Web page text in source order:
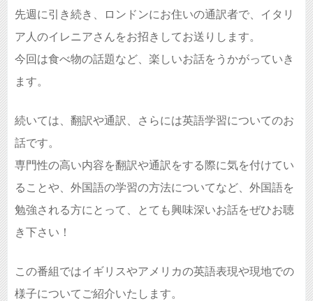
先週に引き続き、ロンドンにお住いの通訳者で、イタリ
ア人のイレニアさんをお招きしてお送りします。
今回は食べ物の話題など、楽しいお話をうかがっていき
ます。
続いては、翻訳や通訳、さらには英語学習についてのお
話です。
専門性の高い内容を翻訳や通訳をする際に気を付けてい
ることや、外国語の学習の方法についてなど、外国語を
勉強される方にとって、とても興味深いお話をぜひお聴
き下さい！
この番組ではイギリスやアメリカの英語表現や現地での
様子についてご紹介いたします。